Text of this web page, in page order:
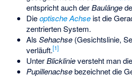
entspricht auch derBaulänge
Dieoptische Achseist die
zentrierten System.
Als Sehachse(Gesichtslinie,
verläuft.[1]
UnterBlicklinieversteht man
Pupillenachsebezeichnet die